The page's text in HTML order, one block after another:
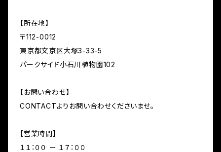
【所在地】
〒112-0012
東京都文京区大塚3-33-5
パークサイド小石川植物園102
【お問い合わせ】
CONTACTよりお問い合わせくださいませ。
【営業時間】
１１：００ ー １７：００